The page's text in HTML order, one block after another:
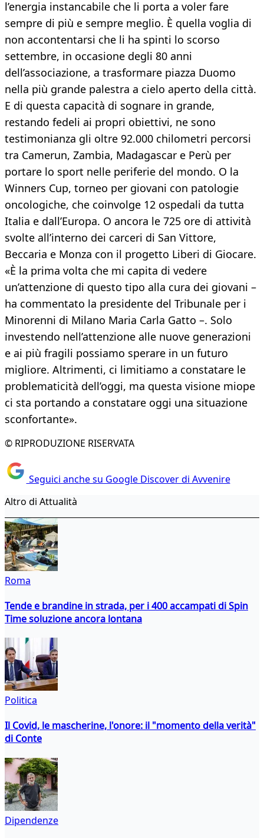
l’energia instancabile che li porta a voler fare
sempre di più e sempre meglio. È quella voglia di
non accontentarsi che li ha spinti lo scorso
settembre, in occasione degli 80 anni
dell’associazione, a trasformare piazza Duomo
nella più grande palestra a cielo aperto della città.
E di questa capacità di sognare in grande,
restando fedeli ai propri obiettivi, ne sono
testimonianza gli oltre 92.000 chilometri percorsi
tra Camerun, Zambia, Madagascar e Perù per
portare lo sport nelle periferie del mondo. O la
Winners Cup, torneo per giovani con patologie
oncologiche, che coinvolge 12 ospedali da tutta
Italia e dall’Europa. O ancora le 725 ore di attività
svolte all’interno dei carceri di San Vittore,
Beccaria e Monza con il progetto Liberi di Giocare.
«È la prima volta che mi capita di vedere
un’attenzione di questo tipo alla cura dei giovani –
ha commentato la presidente del Tribunale per i
Minorenni di Milano Maria Carla Gatto –. Solo
investendo nell’attenzione alle nuove generazioni
e ai più fragili possiamo sperare in un futuro
migliore. Altrimenti, ci limitiamo a constatare le
problematicità dell’oggi, ma questa visione miope
ci sta portando a constatare oggi una situazione
sconfortante».
© RIPRODUZIONE RISERVATA
Seguici anche su Google Discover di Avvenire
Altro di Attualità
Roma
Tende e brandine in strada, per i 400 accampati di Spin
Time soluzione ancora lontana
Politica
Il Covid, le mascherine, l'onore: il "momento della verità"
di Conte
Dipendenze